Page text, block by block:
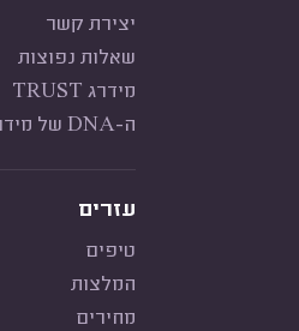
יצירת קשר
שאלות נפוצות
מידרג TRUST
ה-DNA של מידרג
עזרים
טיפים
המלצות
מחירים